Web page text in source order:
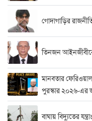
গোদাগাড়ির
তিনজন আইনজীবীকে
মানবতার
পুরস্কার ২০২৬-এর
বাঘায় বিদ্যুতের